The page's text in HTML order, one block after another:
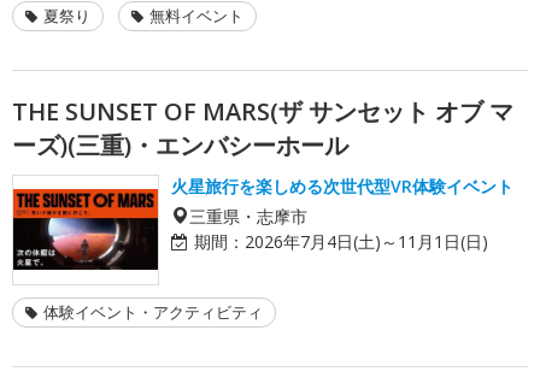
夏祭り 無料イベント
THE SUNSET OF MARS(ザ サンセット オブ マ
ーズ)(三重)・エンバシーホール
火星旅行を楽しめる次世代型VR体験イベント
三重県・志摩市
期間： 2026年7月4日(土)～11月1日(日)
体験イベント・アクティビティ